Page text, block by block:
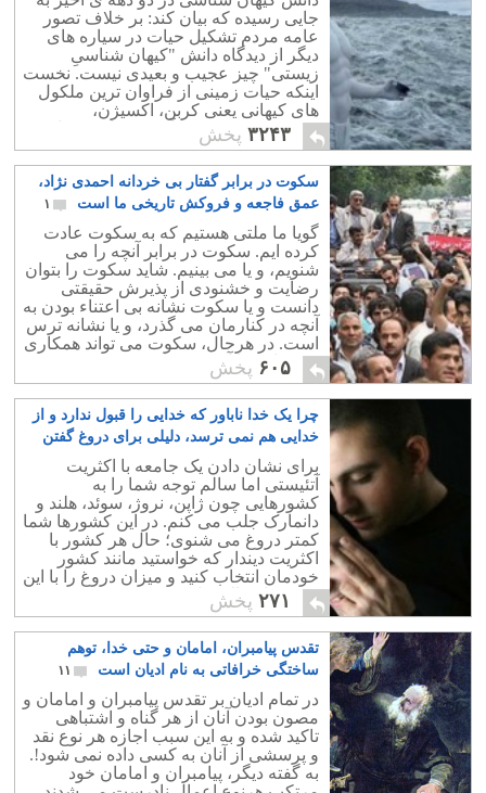
جایی رسیده که بیان کند: بر خلاف تصور
عامه مردم تشکیل حیات در سیاره های
دیگر از دیدگاه دانش "کیهان شناسیِ
زیستی" چیز عجیب و بعیدی نیست. نخست
اینکه حیات زمینی از فراوان ترین ملکول
های کیهانی یعنی کربن، اکسیژن،
هیدروژن، نیتروژن و آب تشکیل شده است.
۳۲۴۳ پخش
سکوت در برابر گفتار بی خردانه احمدی نژاد،
عمق فاجعه و فروکش تاریخی ما است
۱
گویا ما ملتی هستیم که به سکوت عادت
کرده ایم. سکوت در برابر آنچه را می
شنویم، و یا می بینیم. شاید سکوت را بتوان
رضایت و خشنودی از پذیرش حقیقتی
دانست و یا سکوت نشانه بی اعتناء بودن به
آنچه در کنارمان می گذرد، و یا نشانه ترس
است. در هرحال، سکوت می تواند همکاری
و همراهی با آن به شمار رود.
۶۰۵ پخش
چرا یک خدا ناباور که خدایی را قبول ندارد و از
خدایی هم نمی ترسد، دلیلی برای دروغ گفتن
ندارد؟
برای نشان دادن یک جامعه با اکثریت
آتئیستی اما سالم توجه شما را به
کشورهایی چون ژاپن، نروژ، سوئد، هلند و
دانمارک جلب می کنم. در این کشورها شما
کمتر دروغ می شنوی؛ حال هر کشور با
اکثریت دیندار که خواستید مانند کشور
خودمان انتخاب کنید و میزان دروغ را با این
کشورهای بالا مقایسه کنید.
۲۷۱ پخش
تقدس پیامبران، امامان و حتی خدا، توهم
ساختگی خرافاتی به نام ادیان است
۱۱
در تمام ادیان بر تقدس پیامبران و امامان و
مصون بودن آنان از هر گناه و اشتباهی
تاکید شده و به این سبب اجازه هر نوع نقد
و پرسشی از آنان به کسی داده نمی شود!.
به گفته دیگر، پیامبران و امامان خود